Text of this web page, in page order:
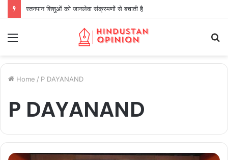
स्तनपान शिशुओं को जानलेवा संक्रमणों से बचाती है
Home / P DAYANAND
P DAYANAND